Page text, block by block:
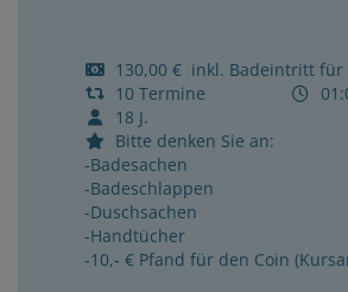
130,00 € inkl. Badeintritt für
10 Termine
18 J.
Bitte denken Sie an:
-Badesachen
-Badeschlappen
-Duschsachen
-Handtücher
-10,- € Pfand für den Coin